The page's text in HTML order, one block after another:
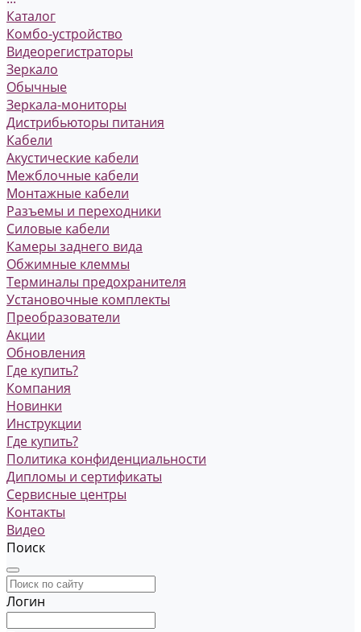
Каталог
Комбо-устройство
Видеорегистраторы
Зеркало
Обычные
Зеркала-мониторы
Дистрибьюторы питания
Кабели
Акустические кабели
Межблочные кабели
Монтажные кабели
Разъемы и переходники
Силовые кабели
Камеры заднего вида
Обжимные клеммы
Терминалы предохранителя
Установочные комплекты
Преобразователи
Акции
Обновления
Где купить?
Компания
Новинки
Инструкции
Где купить?
Политика конфиденциальности
Дипломы и сертификаты
Сервисные центры
Контакты
Видео
Поиск
Логин